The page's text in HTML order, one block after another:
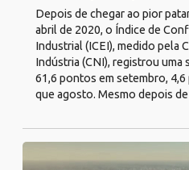
Depois de chegar ao pior
abril de 2020, o Índice de
Industrial (ICEI), medido pela
Indústria (CNI), registrou uma
61,6 pontos em setembro,
que agosto. Mesmo depois de